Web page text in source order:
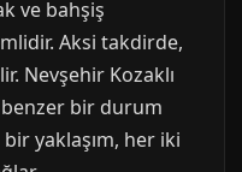
ve bahşiş
Aksi takdirde,
Nevşehir Kozaklı
bir durum
yaklaşım, her iki